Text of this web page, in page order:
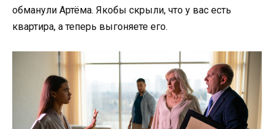
обманули Артёма. Якобы скрыли, что у вас есть
квартира, а теперь выгоняете его.